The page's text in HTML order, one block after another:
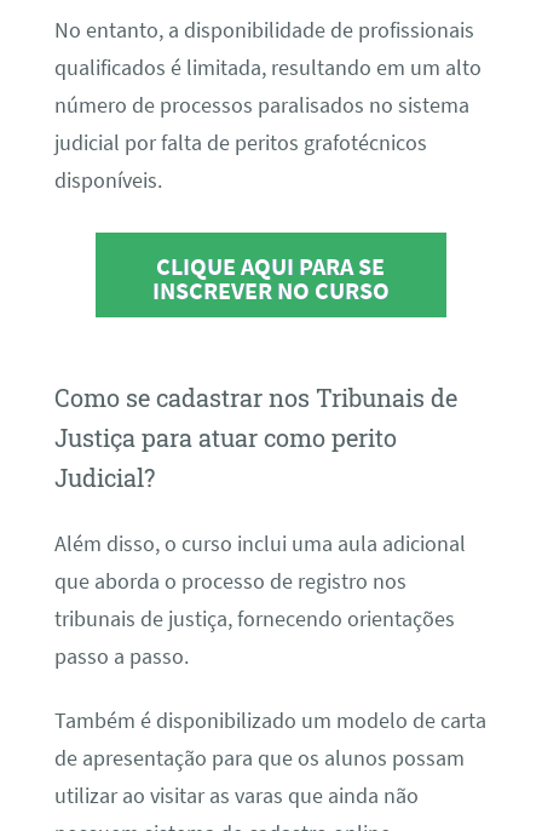
No entanto, a disponibilidade de profissionais
qualificados é limitada, resultando em um alto
número de processos paralisados no sistema
judicial por falta de peritos grafotécnicos
disponíveis.
CLIQUE AQUI PARA SE
INSCREVER NO CURSO
Como se cadastrar nos Tribunais de
Justiça para atuar como perito
Judicial?
Além disso, o curso inclui uma aula adicional
que aborda o processo de registro nos
tribunais de justiça, fornecendo orientações
passo a passo.
Também é disponibilizado um modelo de carta
de apresentação para que os alunos possam
utilizar ao visitar as varas que ainda não